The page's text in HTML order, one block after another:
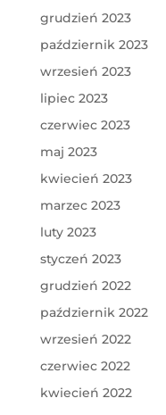
grudzień 2023
październik 2023
wrzesień 2023
lipiec 2023
czerwiec 2023
maj 2023
kwiecień 2023
marzec 2023
luty 2023
styczeń 2023
grudzień 2022
październik 2022
wrzesień 2022
czerwiec 2022
kwiecień 2022